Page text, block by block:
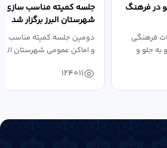
در فرهنگ
فرهنگی
جلو و
جلسه کمیته مناسب سازی
شهرستان البرز برگزار شد
دومین جلسه کمیته مناسب
و اماکن عمومی شهرستان
124011